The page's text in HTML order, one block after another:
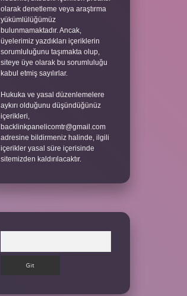
olarak denetleme veya araştırma
yükümlülüğümüz
bulunmamaktadır. Ancak,
üyelerimiz yazdıkları içeriklerin
sorumluluğunu taşımakta olup,
siteye üye olarak bu sorumluluğu
kabul etmiş sayılırlar.
Hukuka ve yasal düzenlemelere
aykırı olduğunu düşündüğünüz
içerikleri,
backlinkpanelicomtr@gmail.com
adresine bildirmeniz halinde, ilgili
içerikler yasal süre içerisinde
sitemizden kaldırılacaktır.